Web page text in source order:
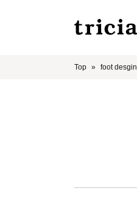
Top foot desgin